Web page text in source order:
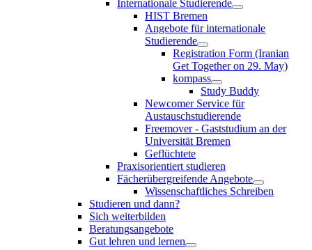
Internationale Studierende
HIST Bremen
Angebote für internationale
Studierende
Registration Form (Iranian
Get Together on 29. May)
kompass
Study Buddy
Newcomer Service für
Austauschstudierende
Freemover - Gaststudium an der
Universität Bremen
Geflüchtete
Praxisorientiert studieren
Fächerübergreifende Angebote
Wissenschaftliches Schreiben
Studieren und dann?
Sich weiterbilden
Beratungsangebote
Gut lehren und lernen